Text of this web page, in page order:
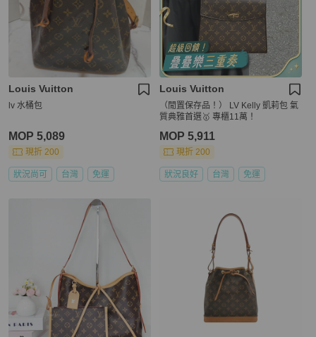
Louis Vuitton
lv 水桶包
MOP 5,089
現折 200
狀況尚可 台灣 免運
Louis Vuitton
（閒置保存品！） LV Kelly 凱莉包 氣
質典雅首選🥇 專櫃11萬！
MOP 5,911
現折 200
狀況良好 台灣 免運